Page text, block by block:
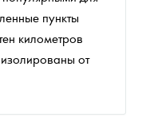
пункты
километров
от